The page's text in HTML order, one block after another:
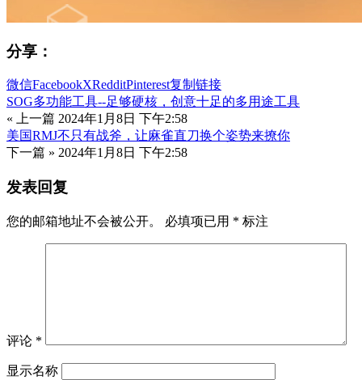
分享：
微信FacebookXRedditPinterest复制链接
SOG多功能工具--足够硬核，创意十足的多用途工具
« 上一篇 2024年1月8日 下午2:58
美国RMJ不只有战斧，让麻雀直刀换个姿势来撩你
下一篇 » 2024年1月8日 下午2:58
发表回复
您的邮箱地址不会被公开。 必填项已用 * 标注
评论 *
显示名称